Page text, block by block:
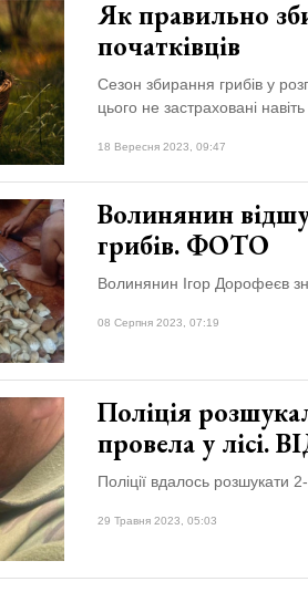
Як правильно
початківців
Сезон збирання грибів у
цього не застраховані
18 Вересня 2023, 09:47
Волинянин
грибів. ФОТО
Волинянин Ігор Дорофеєв
08 Серпня 2023, 07:19
Поліція
провела у лісі.
Поліції вдалось розшукати
29 Травня 2023, 05:03